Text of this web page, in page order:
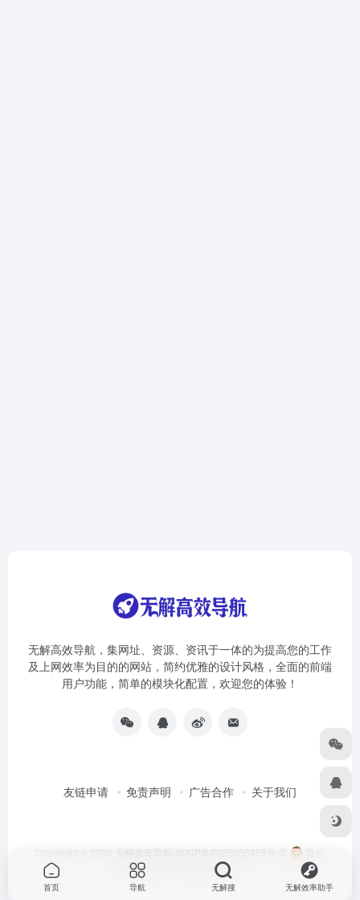
无解高效导航，集网址、资源、资讯于一体的为提高您的工作
及上网效率为目的的网站，简约优雅的设计风格，全面的前端
用户功能，简单的模块化配置，欢迎您的体验！
友链申请 免责声明 广告合作 关于我们
Copyright © 2026 无解效率导航 琼ICP备2025055258号-3
琼公
网安备46010002000981号
首页 导航 无解搜 无解效率助手